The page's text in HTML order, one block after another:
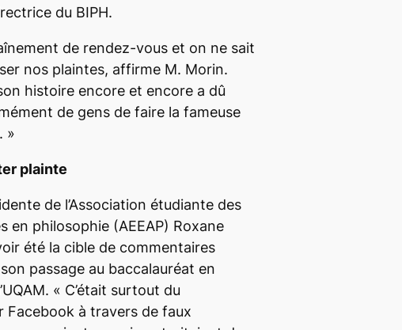
du BIPH.
de rendez-vous et on ne sait
nos plaintes, affirme M. Morin.
histoire encore et encore a dû
de gens de faire la fameuse
»
plainte
de l’Association étudiante des
en philosophie (AEEAP) Roxane
été la cible de commentaires
passage au baccalauréat en
« C’était surtout du
Facebook à travers de faux